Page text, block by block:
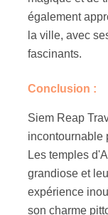
également
la ville, avec
fascinants.
Conclusion :
Siem Reap
incontournable
Les temples
grandiose et
expérience
son charme